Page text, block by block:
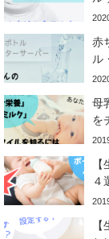
赤
ル
母
を
４